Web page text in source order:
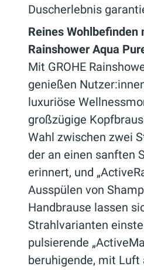
Duscherlebnis
Reines Wohlbefinden
Rainshower Aqua
Mit GROHE
genießen
luxuriöse
großzügige
Wahl zwischen zwei
der an einen sanften
erinnert, und
Ausspülen von
Handbrause lassen
Strahlvarianten
pulsierende
beruhigende, mit Luft